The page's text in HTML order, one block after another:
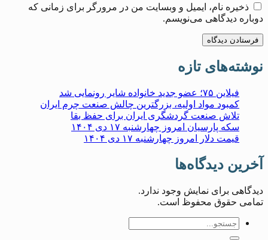
ذخیره نام، ایمیل و وبسایت من در مرورگر برای زمانی که
دوباره دیدگاهی می‌نویسم.
نوشته‌های تازه
فیلاین ۷۵؛ عضو جدید خانواده شایر رونمایی شد
کمبود مواد اولیه، بزرگترین چالش صنعت چرم ایران
تلاش صنعت گردشگری ایران برای حفظ بقا
سکه پارسیان امروز چهارشنبه ۱۷ دی ۱۴۰۴
قیمت دلار امروز چهارشنبه ۱۷ دی ۱۴۰۴
آخرین دیدگاه‌ها
دیدگاهی برای نمایش وجود ندارد.
تمامی حقوق محفوظ است.